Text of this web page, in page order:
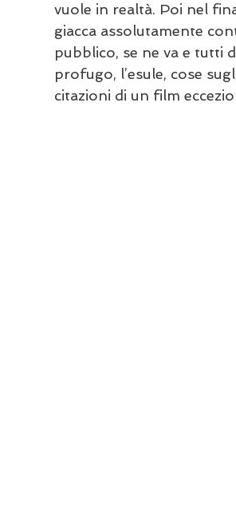
vuole in realtà. Poi nel
giacca assolutamente
pubblico, se ne va e tutti
profugo, l’esule, cose
citazioni di un film